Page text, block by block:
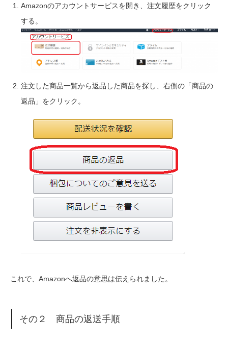
Amazonのアカウントサービスを開き、注文履歴をクリック
する。
注文した商品一覧から返品した商品を探し、右側の「商品の
返品」をクリック。
これで、Amazonへ返品の意思は伝えられました。
その２ 商品の返送手順